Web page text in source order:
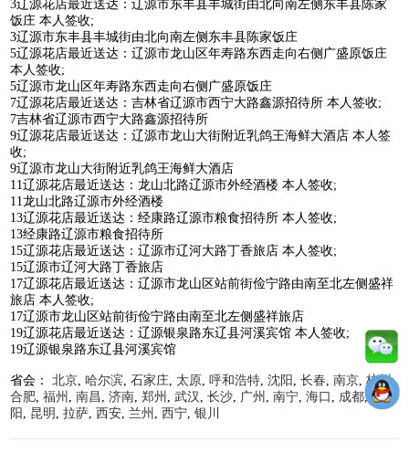
3辽源花店最近送达：辽源市东丰县丰城街由北向南左侧东丰县陈家
饭庄 本人签收;
3辽源市东丰县丰城街由北向南左侧东丰县陈家饭庄
5辽源花店最近送达：辽源市龙山区年寿路东西走向右侧广盛原饭庄
本人签收;
5辽源市龙山区年寿路东西走向右侧广盛原饭庄
7辽源花店最近送达：吉林省辽源市西宁大路鑫源招待所 本人签收;
7吉林省辽源市西宁大路鑫源招待所
9辽源花店最近送达：辽源市龙山大街附近乳鸽王海鲜大酒店 本人签
收;
9辽源市龙山大街附近乳鸽王海鲜大酒店
11辽源花店最近送达：龙山北路辽源市外经酒楼 本人签收;
11龙山北路辽源市外经酒楼
13辽源花店最近送达：经康路辽源市粮食招待所 本人签收;
13经康路辽源市粮食招待所
15辽源花店最近送达：辽源市辽河大路丁香旅店 本人签收;
15辽源市辽河大路丁香旅店
17辽源花店最近送达：辽源市龙山区站前街俭宁路由南至北左侧盛祥
旅店 本人签收;
17辽源市龙山区站前街俭宁路由南至北左侧盛祥旅店
19辽源花店最近送达：辽源银泉路东辽县河溪宾馆 本人签收;
19辽源银泉路东辽县河溪宾馆
省会：北京, 哈尔滨,石家庄, 太原,呼和浩特,沈阳 ,长春,南京,杭州,
合肥,福州 ,南昌 ,济南,郑州 ,武汉 ,长沙, 广州 ,南宁,海口 , 成都,贵
阳 , 昆明 ,拉萨,西安, 兰州 ,西宁,银川